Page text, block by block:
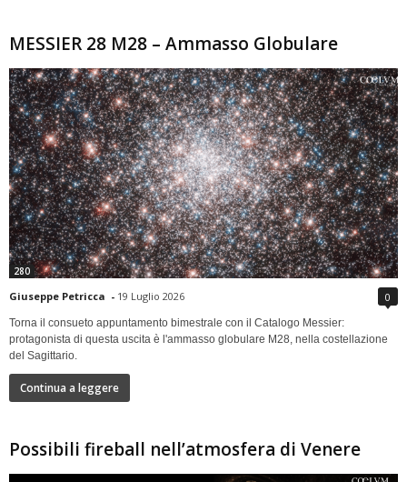
MESSIER 28 M28 – Ammasso Globulare
280
Giuseppe Petricca - 19 Luglio 2026 0
Torna il consueto appuntamento bimestrale con il Catalogo Messier:
protagonista di questa uscita è l'ammasso globulare M28, nella costellazione
del Sagittario.
Continua a leggere
Possibili fireball nell’atmosfera di Venere